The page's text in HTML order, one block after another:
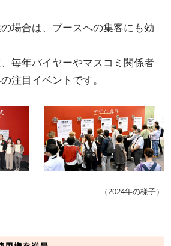
場合は、ブースへの集客にも効
毎年バイヤーやマスコミ関係者
注目イベントです。
（2024年の様子）